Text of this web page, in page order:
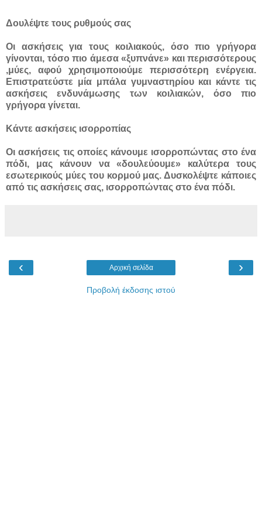
Δουλέψτε τους ρυθμούς σας
Οι ασκήσεις για τους κοιλιακούς, όσο πιο γρήγορα
γίνονται, τόσο πιο άμεσα «ξυπνάνε» και περισσότερους
,μύες, αφού χρησιμοποιούμε περισσότερη ενέργεια.
Επιστρατεύστε μία μπάλα γυμναστηρίου και κάντε τις
ασκήσεις ενδυνάμωσης των κοιλιακών, όσο πιο
γρήγορα γίνεται.
Κάντε ασκήσεις ισορροπίας
Οι ασκήσεις τις οποίες κάνουμε ισορροπώντας στο ένα
πόδι, μας κάνουν να «δουλεύουμε» καλύτερα τους
εσωτερικούς μύες του κορμού μας. Δυσκολέψτε κάποιες
από τις ασκήσεις σας, ισορροπώντας στο ένα πόδι.
‹ ›
Αρχική σελίδα
Προβολή έκδοσης ιστού